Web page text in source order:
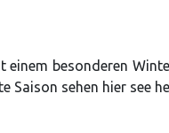
einem besonderen
Saison sehen hier see